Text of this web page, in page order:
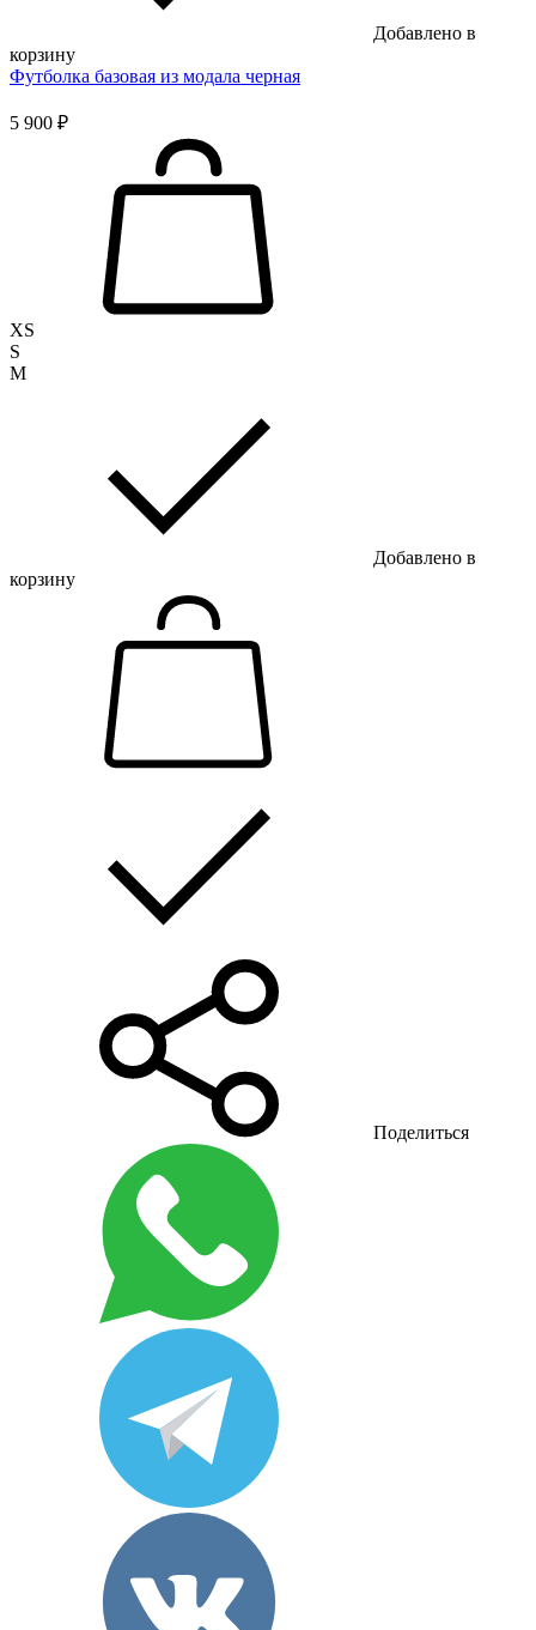
Добавлено в
корзину
Футболка базовая из модала черная
5 900 ₽
XS
S
M
Добавлено в
корзину
Поделиться